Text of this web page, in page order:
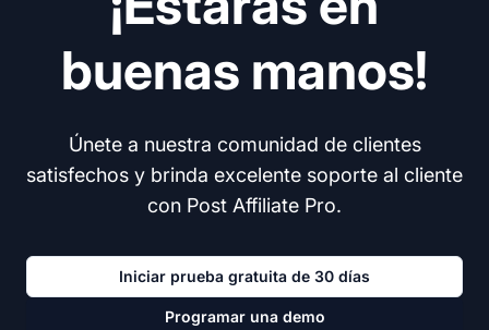
buenas manos!
Únete a nuestra comunidad de clientes
satisfechos y brinda excelente soporte al cliente
con Post Affiliate Pro.
Iniciar prueba gratuita de 30 días
Programar una demo